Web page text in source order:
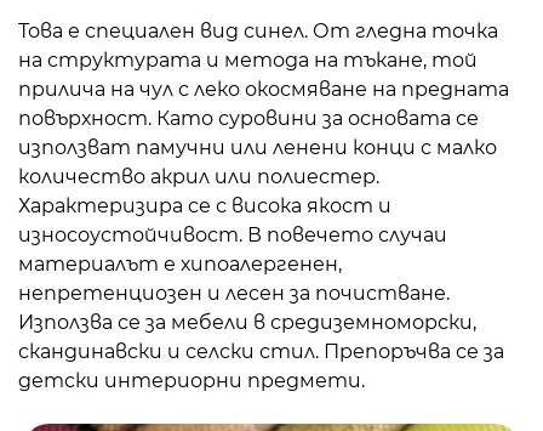
Това е специален вид синел. От гледна точка
на структурата и метода на тъкане, той
прилича на чул с леко окосмяване на предната
повърхност. Като суровини за основата се
използват памучни или ленени конци с малко
количество акрил или полиестер.
Характеризира се с висока якост и
износоустойчивост. В повечето случаи
материалът е хипоалергенен,
непретенциозен и лесен за почистване.
Използва се за мебели в средиземноморски,
скандинавски и селски стил. Препоръчва се за
детски интериорни предмети.